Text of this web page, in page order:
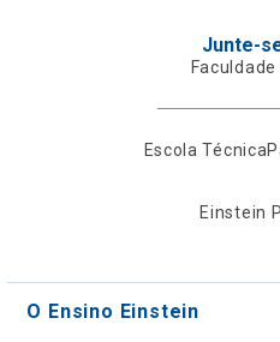
Junte-
Escola Técnica
Einstein
O Ensino Einstein